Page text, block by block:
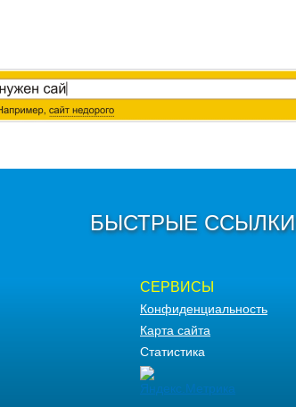
БЫСТРЫЕ ССЫЛКИ
СЕРВИСЫ
Конфиденциальность
Карта сайта
Статистика